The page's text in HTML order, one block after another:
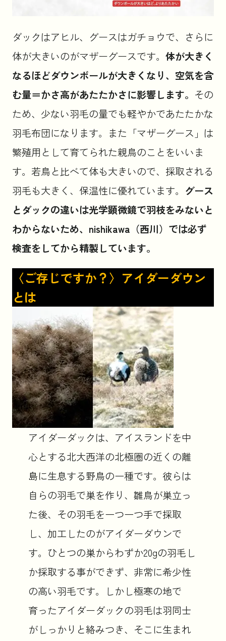
ダックはアヒル、グースはガチョウで、さらに
体が大きいのがマザーグースです。 体が大きく
なるほどダウンボールが大きくなり、空気を含
む量＝かさ高があたたかさに影響します。 その
ため、少ない羽毛の量でも軽やかであたたかな
羽毛布団になります。また「マザーグース」は
繁殖用として育てられた親鳥のことをいいま
す。若鳥と比べて体も大きいので、採取される
羽毛も大きく、保温性に優れています。 グース
とダックの違いは光学顕微鏡で羽枝をみないと
わからないため、nishikawa（西川）では必ず
検査をしてから精製しています。
〈ご存じですか？〉アイダーダウン
とは
アイダーダックは、アイスランドを中
心とする北大西洋の北極圏の近くの離
島に生息する野鳥の一種です。彼らは
自らの羽毛で巣を作り、雛鳥が巣立っ
た後、その羽毛を一つ一つ手で採取
し、加工したのがアイダーダウンで
す。ひとつの巣からわずか20gの羽毛し
か採取する事ができず、非常に希少性
の高い羽毛です。しかし極寒の地で
育ったアイダーダックの羽毛は羽同士
がしっかりと絡みつき、そこに生まれ